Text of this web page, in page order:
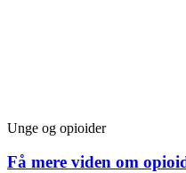
Unge og opioider
Få mere viden om